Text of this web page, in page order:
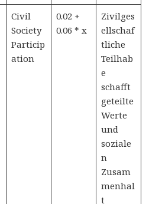
Civil
Society
Particip
ation
0.02 +
0.06 * x
Zivilges
ellschaf
tliche
Teilhab
e
schafft
geteilte
Werte
und
soziale
n
Zusam
menhal
t